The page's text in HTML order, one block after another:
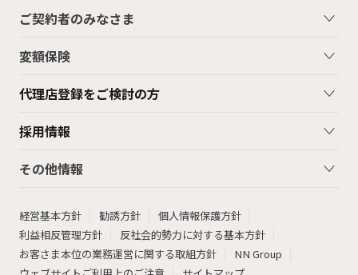
ご契約者のみなさま
変額保険
代理店登録をご検討の方
採用情報
その他情報
経営基本方針 勧誘方針
個人情報保護方針
利益相反管理方針
反社会的勢力に対する基本方針
お客さま本位の業務運営に関する取組方針
NN Group